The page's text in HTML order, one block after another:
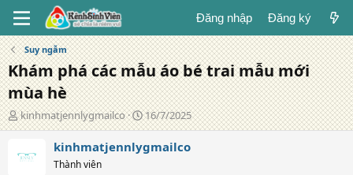
Đăng nhập Đăng ký
Suy ngẫm
Khám phá các mẫu áo bé trai mẫu mới
mùa hè
T
á
g
kinhmatjennlygmailco
N
g
à
y
16/7/2025
kinhmatjennlygmailco
Thành viên